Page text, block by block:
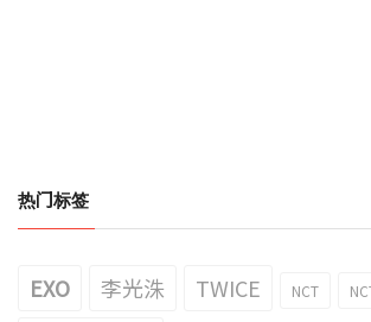
热门标签
EXO 李光洙 TWICE NCT